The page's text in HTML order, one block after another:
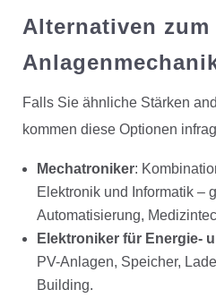
Alternativen zum
Falls Sie ähnliche Stärken
kommen diese Optionen
Mechatroniker:
Elektronik und Informatik –
Automatisierung,
Elektroniker für Energie-
PV-Anlagen, Speicher,
Building.